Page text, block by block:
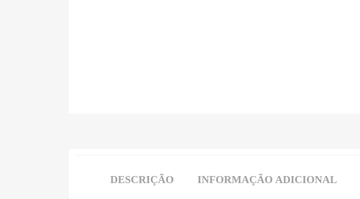
DESCRIÇÃO INFORMAÇÃO ADICIONAL